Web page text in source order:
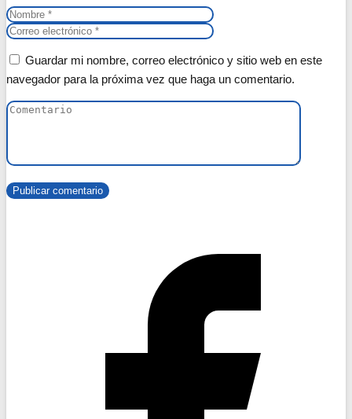
Guardar mi nombre, correo electrónico y sitio web en este
navegador para la próxima vez que haga un comentario.